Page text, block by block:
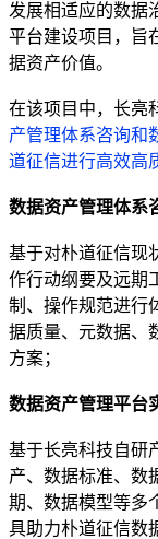
发展相适应的数据
平台建设项目，旨
据资产价值。
在该项目中，长亮
产管理体系咨询和
道征信进行高效高
数据资产管理体系
基于对朴道征信现
作行动纲要及远期
制、操作规范进行
据质量、元数据、
方案；
数据资产管理平台
基于长亮科技自研
产、数据标准、数
期、数据模型等多
具助力朴道征信数